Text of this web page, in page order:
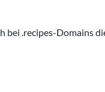
.recipes-Domains